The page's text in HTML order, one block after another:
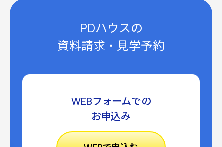
PDハウスの
資料請求・見学予約
WEBフォームでの
お申込み